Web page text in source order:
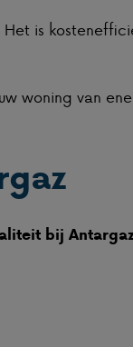
is
woning van
bij